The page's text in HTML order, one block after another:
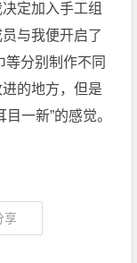
定加入手工组
与我便开启了
分别制作不同
的地方，但是
一新”的感觉。
享